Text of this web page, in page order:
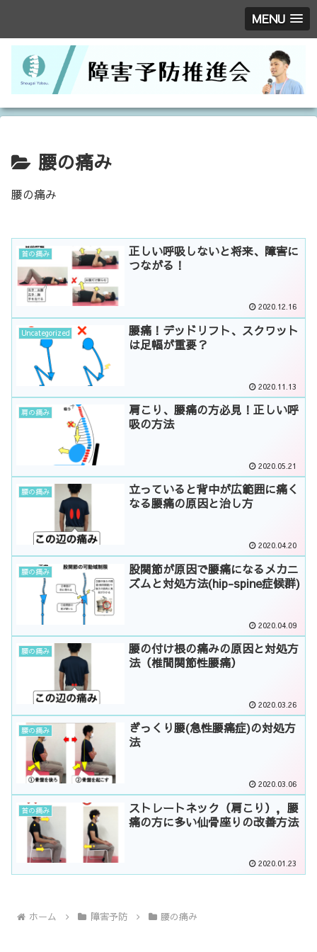
MENU
腰の痛み
腰の痛み
首の痛み
正しい呼吸しないと将来、障害に
つながる！
2020.12.16
Uncategorized
腰痛！デッドリフト、スクワット
は足幅が重要？
2020.11.13
肩の痛み
肩こり、腰痛の方必見！正しい呼
吸の方法
2020.05.21
腰の痛み
立っていると背中が広範囲に痛く
なる腰痛の原因と治し方
2020.04.20
腰の痛み
股関節が原因で腰痛になるメカニ
ズムと対処方法(hip-spine症候群)
2020.04.09
腰の痛み
腰の付け根の痛みの原因と対処方
法（椎間関節性腰痛）
2020.03.26
腰の痛み
ぎっくり腰(急性腰痛症)の対処方
法
2020.03.06
首の痛み
ストレートネック（肩こり），腰
痛の方に多い仙骨座りの改善方法
2020.01.23
ホーム 障害予防 腰の痛み